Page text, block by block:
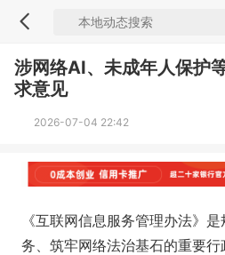
涉网络AI、未成年人保护
求意见
2026-07-04 22:42
《互联网信息服务管理办法》
务、筑牢网络法治基石的重要